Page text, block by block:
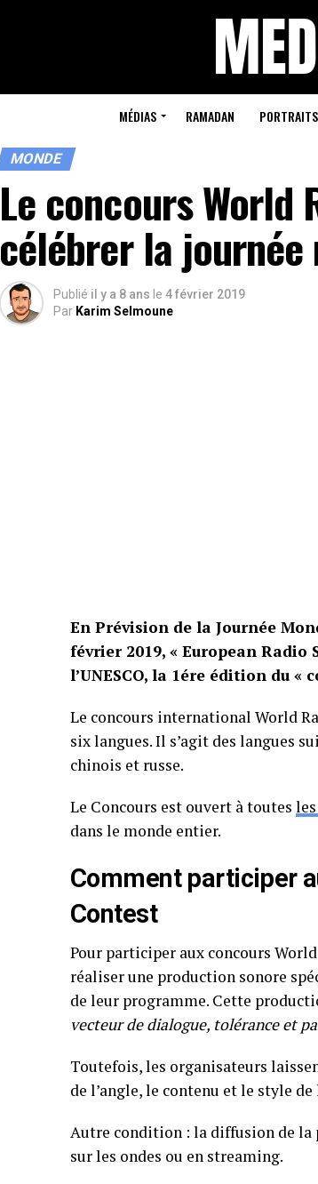
MÉDIAS RAMADAN PORTRAITS
MONDE
Le concours World
célébrer la
Publié il y a 8 ans le 4 février 2019
Par Karim Selmoune
En Prévision de la Journée
février 2019, « European Radio
l’UNESCO, la 1ére édition du «
Le concours international World
six langues. Il s’agit des langues
chinois et russe.
Le Concours est ouvert à toutes
dans le monde entier.
Comment participer
Contest
Pour participer aux concours
réaliser une production sonore
de leur programme. Cette
vecteur de dialogue, tolérance et
Toutefois, les organisateurs
de l’angle, le contenu et le style
Autre condition : la diffusion de la
sur les ondes ou en streaming.